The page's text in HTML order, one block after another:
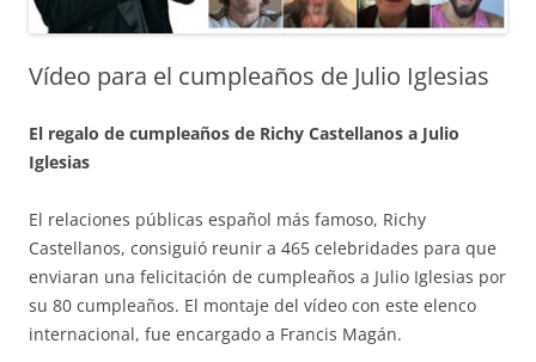
Vídeo para el cumpleaños de Julio Iglesias
El regalo de cumpleaños de Richy Castellanos a Julio
Iglesias
El relaciones públicas español más famoso, Richy
Castellanos, consiguió reunir a 465 celebridades para que
enviaran una felicitación de cumpleaños a Julio Iglesias por
su 80 cumpleaños. El montaje del vídeo con este elenco
internacional, fue encargado a Francis Magán.